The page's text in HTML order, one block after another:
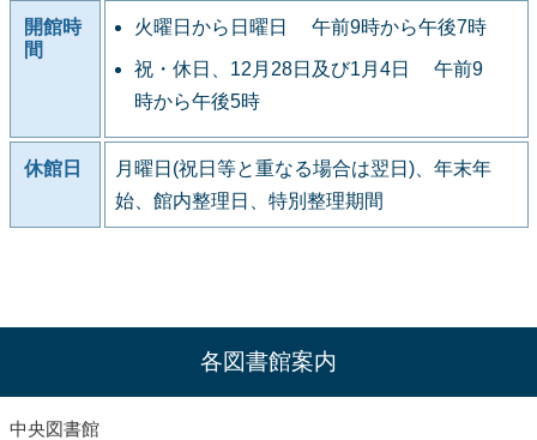
開館時
間
火曜日から日曜日 午前9時から午後7時
祝・休日、12月28日及び1月4日 午前9
時から午後5時
休館日
月曜日(祝日等と重なる場合は翌日)、年末年
始、館内整理日、特別整理期間
各図書館案内
中央図書館